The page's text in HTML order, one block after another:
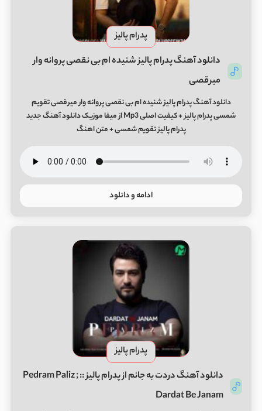
پدرام پالیز
دانلود آهنگ پدرام پالیز شنیده ام بی نقصی پروانه وار
میرقصی
دانلود آهنگ پدرام پالیز شنیده ام بی نقصی پروانه وار میرقصی تقویم
شمسی پدرام پالیز + کیفیت اصلی Mp3 از میفا موزیک دانلود آهنگ جدید
پدرام پالیز تقویم شمسی + متن اهنگ
ادامه و دانلود
پدرام پالیز
دانلود آهنگ دردت به جانم از پدرام پالیز :: Pedram Paliz ;
Dardat Be Janam